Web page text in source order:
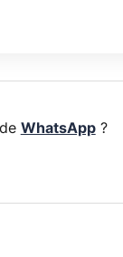
WhatsApp?